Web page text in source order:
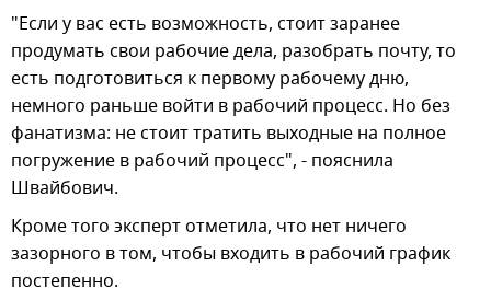
"Если у вас есть возможность, стоит заранее
продумать свои рабочие дела, разобрать почту, то
есть подготовиться к первому рабочему дню,
немного раньше войти в рабочий процесс. Но без
фанатизма: не стоит тратить выходные на полное
погружение в рабочий процесс", - пояснила
Швайбович.
Кроме того эксперт отметила, что нет ничего
зазорного в том, чтобы входить в рабочий график
постепенно.